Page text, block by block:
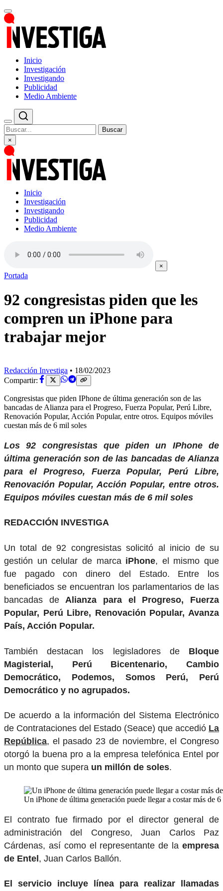
Inicio
Investigación
Investigando
Publicidad
Medio Ambiente
Buscar
×
Inicio
Investigación
Investigando
Publicidad
Medio Ambiente
×
Portada
92 congresistas piden que les
compren un iPhone para
trabajar mejor
Redacción Investiga • 18/02/2023
Compartir:
Congresistas que piden IPhone de última generación son de las
bancadas de Alianza para el Progreso, Fuerza Popular, Perú Libre,
Renovación Popular, Acción Popular, entre otros. Equipos móviles
cuestan más de 6 mil soles
Los 92 congresistas que piden un IPhone de
última generación son de las bancadas de Alianza
para el Progreso, Fuerza Popular, Perú Libre,
Renovación Popular, Acción Popular, entre otros.
Equipos móviles cuestan más de 6 mil soles
REDACCIÓN INVESTIGA
Un total de 92 congresistas solicitó al inicio de su
gestión un celular de marca iPhone, el mismo que
fue pagado con dinero del Estado. Entre los
beneficiados se encuentran los parlamentarios de las
bancadas deAlianza para el Progreso,
Fuerza
Popular, Perú Libre, Renovación Popular, Avanza
País, Acción Popular.
También destacan los legisladores de Bloque
Magisterial, Perú Bicentenario, Cambio
Democrático, Podemos, Somos Perú, Perú
Democrático y no agrupados.
De acuerdo a la información del Sistema Electrónico
de Contrataciones del Estado (Seace) que accedió La
República, el pasado 23 de noviembre, el Congreso
otorgó la buena pro a la empresa telefónica Entel por
un monto que supera un millón de soles.
Un iPhone de última generación puede llegar a costar más de
El contrato fue firmado por el director general de
administración del Congreso, Juan Carlos Paz
Cárdenas, así como el representante de la empresa
de Entel, Juan Carlos Ballón.
El servicio incluye línea para realizar llamadas